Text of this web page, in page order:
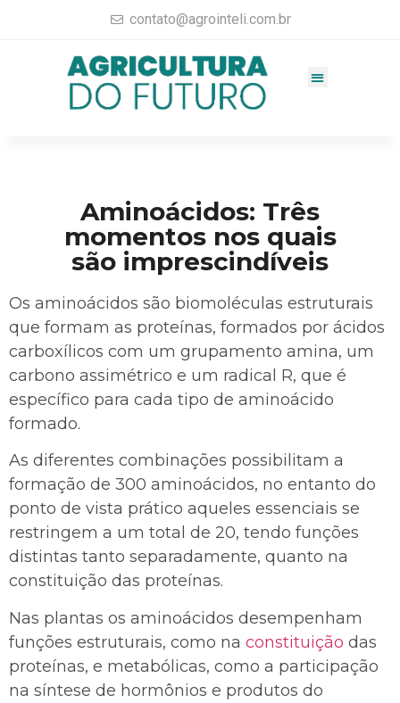
contato@agrointeli.com.br
Aminoácidos: Três
momentos nos quais
são imprescindíveis
Os aminoácidos são biomoléculas estruturais
que formam as proteínas, formados por ácidos
carboxílicos com um grupamento amina, um
carbono assimétrico e um radical R, que é
específico para cada tipo de aminoácido
formado.
As diferentes combinações possibilitam a
formação de 300 aminoácidos, no entanto do
ponto de vista prático aqueles essenciais se
restringem a um total de 20, tendo funções
distintas tanto separadamente, quanto na
constituição das proteínas.
Nas plantas os aminoácidos desempenham
funções estruturais, como na constituição das
proteínas, e metabólicas, como a participação
na síntese de hormônios e produtos do